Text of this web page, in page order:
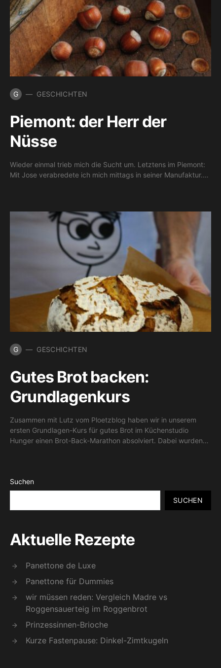
G GESCHICHTEN
Piemont: der Herr der
Nüsse
Wieder einmal trieb mich die Sucht um. Letztens im Piemont:
Mit Jose verabredete ich mich mittags in seiner Manufaktur.…
G GESCHICHTEN
Gutes Brot backen:
Grundlagenkurs
Zusammen mit Lutz vom Ploetzblog haben wir in unserem
ersten Grundlagen-Kurs für gutes Brot im Küchenstudio
Hunger einen Brot-Back-Marathon absolviert. Dabei wurden…
Suchen
SUCHEN
Aktuelle Rezepte
Panettone de Luxe
Panettone für Dummies
wir müssen reden: Vergleich Madre vs
Roggensauerteig im Roggenbrot
Prinzessinnen-Brioche
Kurze Fastenpause: Dinkel-Zimtkugeln